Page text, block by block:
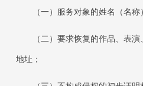
（一）服务对象的姓名（名
（二）要求恢复的作品、表
地址；